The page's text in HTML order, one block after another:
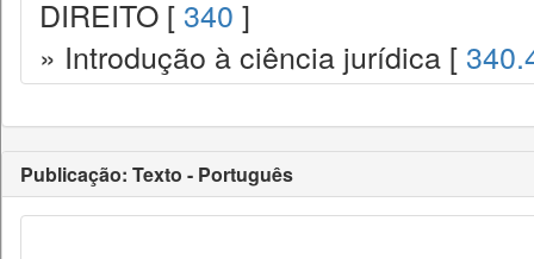
DIREITO [ 340 ]
» Introdução à ciência jurídica [
Publicação: Texto - Português